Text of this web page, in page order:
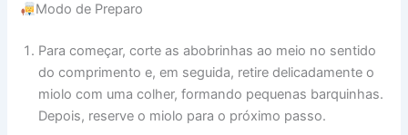
Modo de Preparo
Para começar, corte as abobrinhas ao meio no sentido
do comprimento e, em seguida, retire delicadamente o
miolo com uma colher, formando pequenas barquinhas.
Depois, reserve o miolo para o próximo passo.